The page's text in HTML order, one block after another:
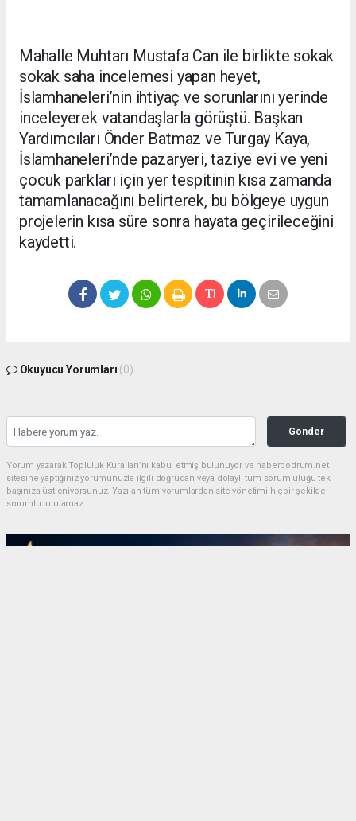
Mahalle Muhtarı Mustafa Can ile birlikte sokak
sokak saha incelemesi yapan heyet,
İslamhaneleri’nin ihtiyaç ve sorunlarını yerinde
inceleyerek vatandaşlarla görüştü. Başkan
Yardımcıları Önder Batmaz ve Turgay Kaya,
İslamhaneleri’nde pazaryeri, taziye evi ve yeni
çocuk parkları için yer tespitinin kısa zamanda
tamamlanacağını belirterek, bu bölgeye uygun
projelerin kısa süre sonra hayata geçirileceğini
kaydetti.
Okuyucu Yorumları (0)
Gönder
Yorum yazarak Topluluk Kuralları’nı kabul etmiş bulunuyor ve haberbodrum.net
sitesine yaptığınız yorumunuzla ilgili doğrudan veya dolaylı tüm sorumluluğu tek
başınıza üstleniyorsunuz. Yazılan tüm yorumlardan site yönetimi hiçbir şekilde
sorumlu tutulamaz.